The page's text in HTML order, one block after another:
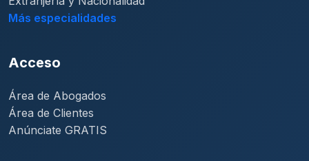
Más especialidades
Acceso
Área de Abogados
Área de Clientes
Anúnciate GRATIS